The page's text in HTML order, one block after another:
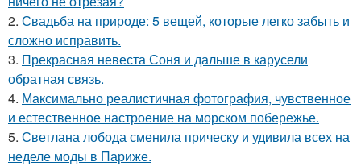
2. Свадьба на природе: 5 вещей, которые легко забыть и
сложно исправить.
3. Прекрасная невеста Соня и дальше в карусели
обратная связь.
4. Максимально реалистичная фотография, чувственное
и естественное настроение на морском побережье.
5. Светлана лобода сменила прическу и удивила всех на
неделе моды в Париже.